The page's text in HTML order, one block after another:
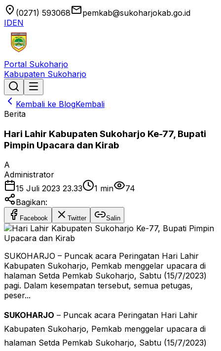
location_on (0271) 593068emailpemkab@sukoharjokab.go.id
IDEN
Portal Sukoharjo
Kabupaten Sukoharjo
Kembali ke BlogKembali
Berita
Hari Lahir Kabupaten Sukoharjo Ke-77, Bupati
Pimpin Upacara dan Kirab
A
Administrator
15 Juli 2023 23.33
1 min
74
Bagikan:
Facebook Twitter Salin
SUKOHARJO – Puncak acara Peringatan Hari Lahir
Kabupaten Sukoharjo, Pemkab menggelar upacara di
halaman Setda Pemkab Sukoharjo, Sabtu (15/7/2023)
pagi. Dalam kesempatan tersebut, semua petugas,
peser...
SUKOHARJO – Puncak acara Peringatan Hari Lahir
Kabupaten Sukoharjo, Pemkab menggelar upacara di
halaman Setda Pemkab Sukoharjo, Sabtu (15/7/2023)